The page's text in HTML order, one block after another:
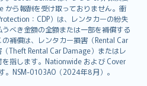
から報酬を受け取っておりません。衝
：CDP）は、レンタカーの紛失
べき金額の全額または一部を補償する
補償は、レンタカー損害（Rental Car
Theft Rental Car Damage）またはレ
指します。Nationwide および Cover
。NSM-0103AO（2024年8月）。